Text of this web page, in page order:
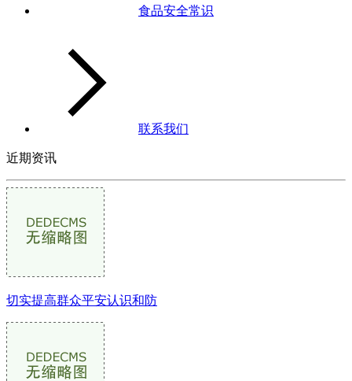
食品安全常识
联系我们
近期资讯
切实提高群众平安认识和防